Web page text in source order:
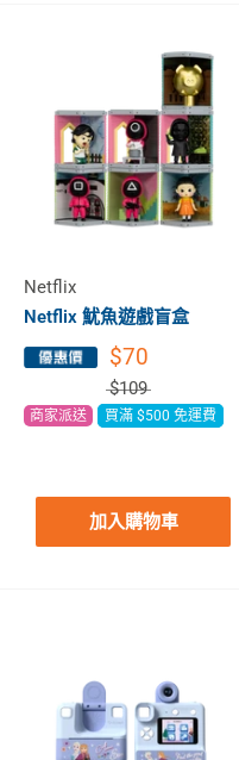
Netflix
Netflix 魷魚遊戲盲盒
$70
$109
商家派送 買滿 $500 免運費
加入購物車